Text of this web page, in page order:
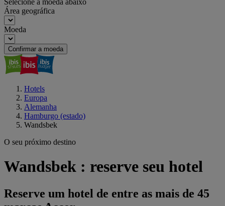
Selecione a moeda abaixo
Área geográfica
Moeda
Confirmar a moeda
Hotels
Europa
Alemanha
Hamburgo (estado)
Wandsbek
O seu próximo destino
Wandsbek : reserve seu hotel
Reserve um hotel de entre as mais de 45